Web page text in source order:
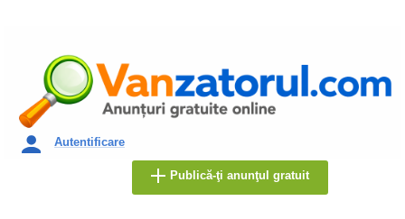
Autentificare
Publică-ţi anunţul gratuit